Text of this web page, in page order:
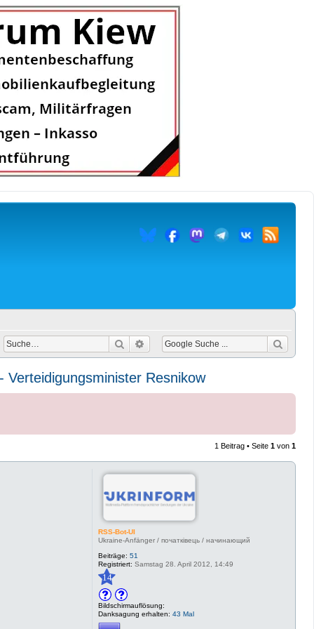
Suche Erweiterte Suche
Resnikow
1 Beitrag • Seite 1 von 1
RSS-Bot-UI
Ukraine-Anfänger / початківець / начинающий
Beiträge: 51
Registriert: Samstag 28. April 2012, 14:49
14
Bildschirmauflösung:
Danksagung erhalten: 43 Mal